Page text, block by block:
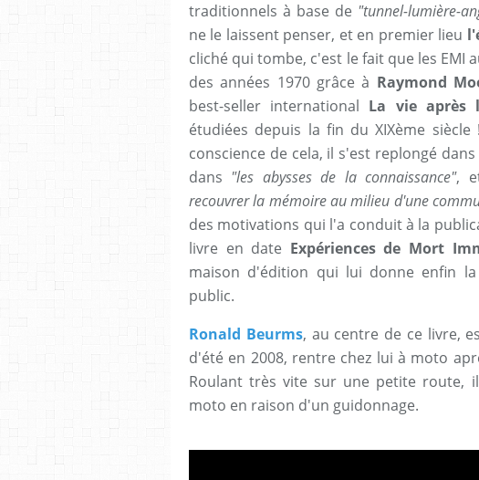
traditionnels à base de "tunnel-lumière-
ne le laissent penser, et en premier lieu
cliché qui tombe, c'est le fait que les EMI
des années 1970 grâce à Raymond
best-seller international La vie après
étudiées depuis la fin du XIXème siècle
conscience de cela, il s'est replongé
dans "les abysses de la connaissance",
recouvrer la mémoire au milieu d'une
des motivations qui l'a conduit à la
livre en date Expériences de Mort
maison d'édition qui lui donne enfin
public.
Ronald Beurms, au centre de ce livre,
d'été en 2008, rentre chez lui à moto
Roulant très vite sur une petite route,
moto en raison d'un guidonnage.